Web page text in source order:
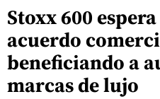
Stoxx 600
acuerdo
beneficiando a
marcas de lujo